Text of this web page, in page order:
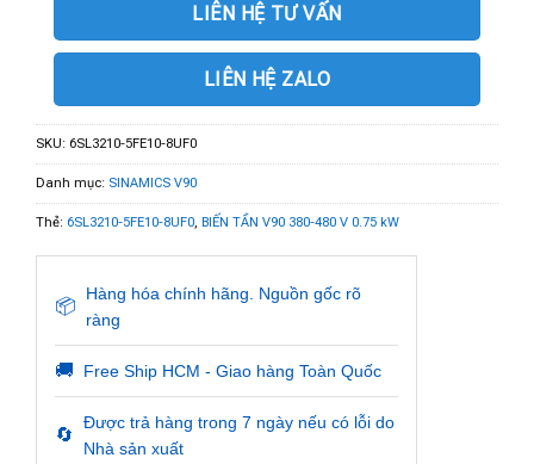
LIÊN HỆ TƯ VẤN
LIÊN HỆ ZALO
SKU: 6SL3210-5FE10-8UF0
Danh mục: SINAMICS V90
Thẻ: 6SL3210-5FE10-8UF0, BIẾN TẦN V90 380-480 V 0.75 kW
📦
Hàng hóa chính hãng. Nguồn gốc rõ
ràng
🚚 Free Ship HCM - Giao hàng Toàn Quốc
🔄
Được trả hàng trong 7 ngày nếu có lỗi do
Nhà sản xuất